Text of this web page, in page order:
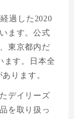
過した2020
ます。公式
東京都内だ
ます。日本全
ります。
デイリーズ
を取り扱っ